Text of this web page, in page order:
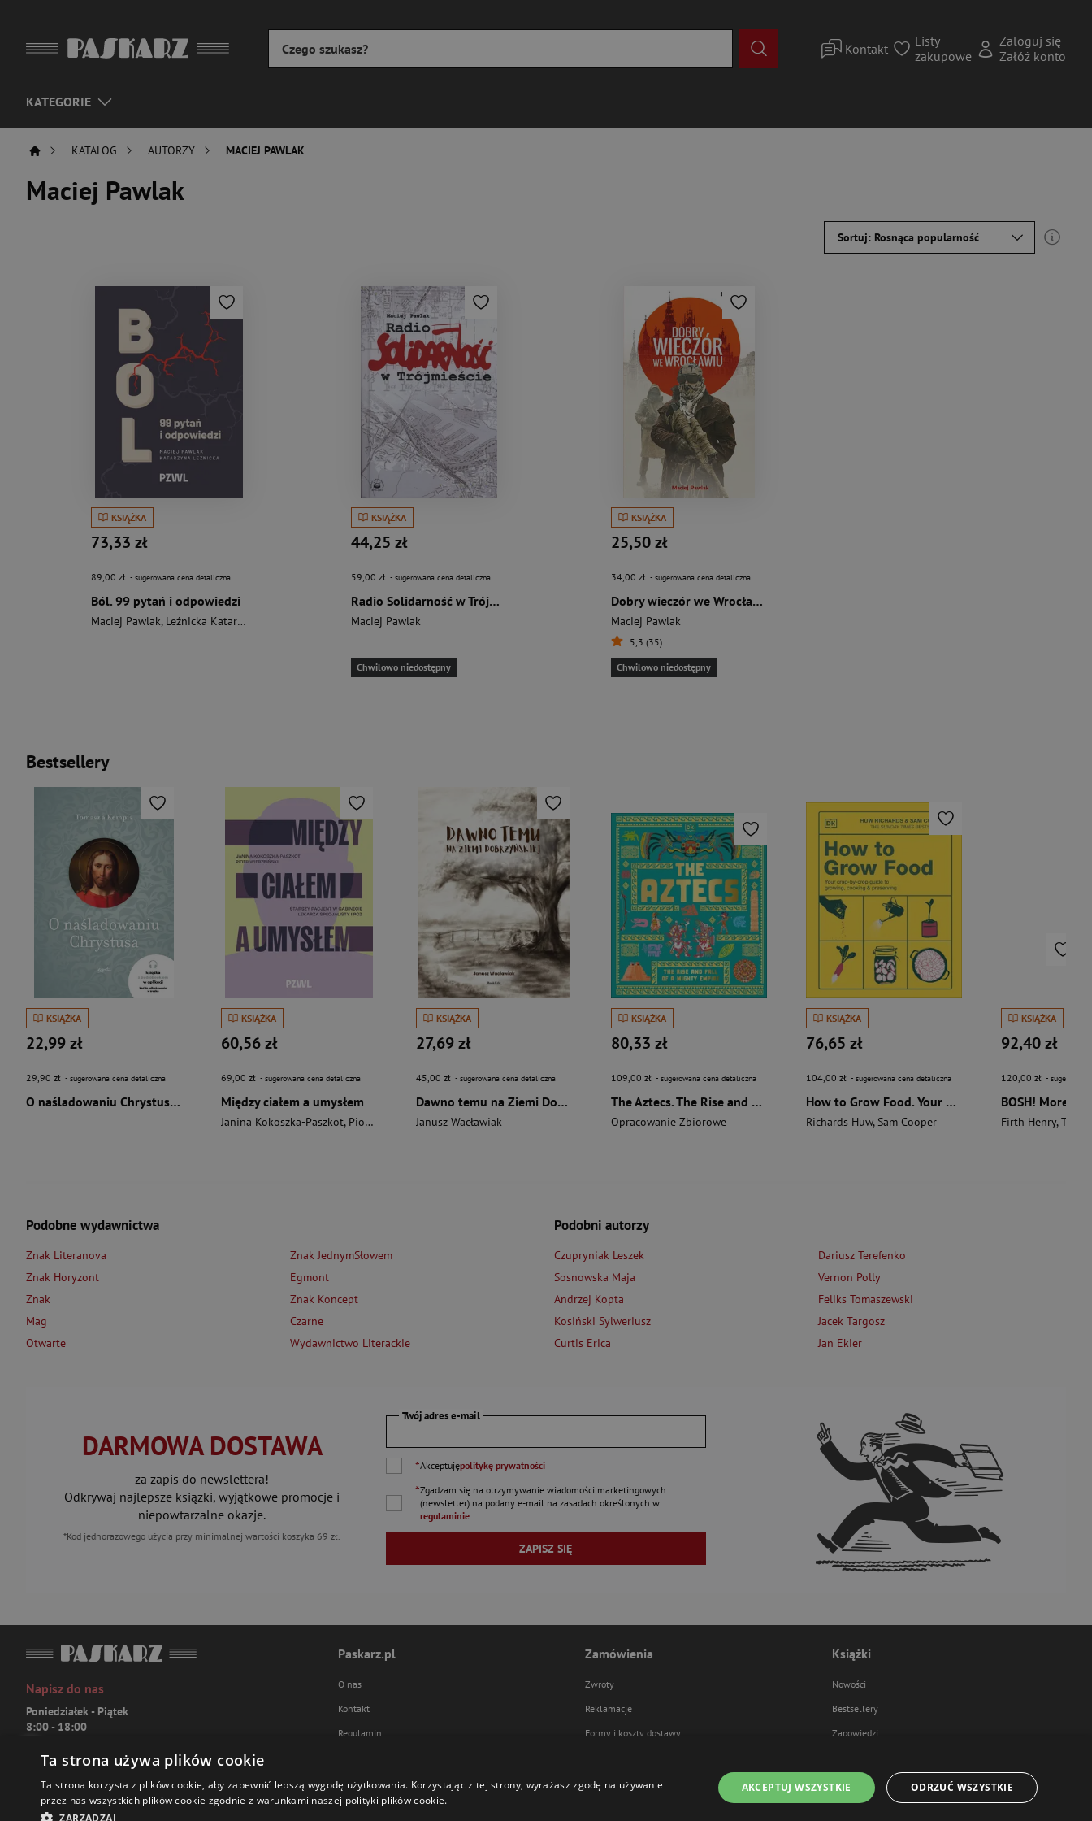
Kontakt
Listy
zakupowe
Zaloguj się
Załóż konto
KATEGORIE
KATALOG AUTORZY MACIEJ PAWLAK
Maciej Pawlak
Sortuj: Rosnąca popularność
KSIĄŻKA
73,33 zł
89,00 zł - sugerowana cena detaliczna
Ból. 99 pytań i odpowiedzi
Maciej Pawlak, Leźnicka Katarzyna
KSIĄŻKA
44,25 zł
59,00 zł - sugerowana cena detaliczna
Radio Solidarność w Trójmieście
Maciej Pawlak
Chwilowo niedostępny
KSIĄŻKA
25,50 zł
34,00 zł - sugerowana cena detaliczna
Dobry wieczór we Wrocławiu
Maciej Pawlak
5,3 (35)
Chwilowo niedostępny
Bestsellery
KSIĄŻKA
22,99 zł
29,90 zł - sugerowana cena detaliczna
O naśladowaniu Chrystusa wyd. 2026
KSIĄŻKA
60,56 zł
69,00 zł - sugerowana cena detaliczna
Między ciałem a umysłem
Janina Kokoszka-Paszkot, Piotr Wierzbiński
KSIĄŻKA
27,69 zł
45,00 zł - sugerowana cena detaliczna
Dawno temu na Ziemi Dobrzyńskiej
Janusz Wacławiak
KSIĄŻKA
80,33 zł
109,00 zł - sugerowana cena detaliczna
The Aztecs. The Rise and Fall of a Mighty Empire
Opracowanie Zbiorowe
KSIĄŻKA
76,65 zł
104,00 zł - sugerowana cena detaliczna
How to Grow Food. Your Crop-by-Crop Guide to Growing, Cooking, & Preserving
Richards Huw, Sam Cooper
KSIĄŻKA
92,40 zł
120,00 zł -
Firth Henry,
Podobne wydawnictwa
Znak Literanova
Znak Horyzont
Znak
Mag
Otwarte
Znak JednymSłowem
Egmont
Znak Koncept
Czarne
Wydawnictwo Literackie
Podobni autorzy
Czupryniak Leszek
Sosnowska Maja
Andrzej Kopta
Kosiński Sylweriusz
Curtis Erica
Dariusz Terefenko
Vernon Polly
Feliks Tomaszewski
Jacek Targosz
Jan Ekier
DARMOWA DOSTAWA
za zapis do newslettera!
Odkrywaj najlepsze książki, wyjątkowe promocje i
niepowtarzalne okazje.
*Kod jednorazowego użycia przy minimalnej wartości koszyka 69 zł.
Twój adres e-mail
*Akceptujępolitykę prywatności
*Zgadzam się na otrzymywanie wiadomości marketingowych
(newsletter) na podanye-mail na zasadach określonych w
regulaminie
ZAPISZ SIĘ
Napisz do nas
Poniedziałek - Piątek
8:00 - 18:00
Bądź z nami na bieżąco
Paskarz.pl
O nas
Kontakt
Regulamin
FAQ
Zamówienia
Zwroty
Reklamacje
Formy i koszty dostawy
Książki
Nowości
Bestsellery
Zapowiedzi
Ta strona używa plików cookie
Ta strona korzysta z plików cookie, aby zapewnić lepszą wygodę użytkowania. Korzystając z tej strony, wyrażasz zgodę na używanie
przez nas wszystkich plików cookie zgodnie z warunkami naszej polityki plików cookie.
ZARZĄDZAJ
AKCEPTUJ WSZYSTKIE ODRZUĆ WSZYSTKIE